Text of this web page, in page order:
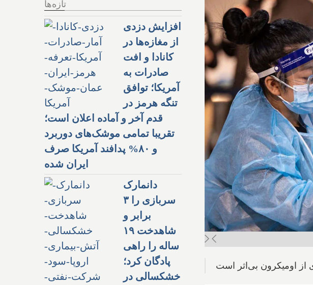
از اومیکرون بی‌اثر است
تازه‌ها
افزایش دزدی
از مغازه‌ها در
کانادا و افت
صادرات به
آمریکا؛ توافق
تنگه هرمز در
قدم آخر و آماده اعلان است؛
تقریبا تمامی موشک‌های دوربرد
و ۸۰% پدافند آمریکا صرف
ایران شده
دانمارک
سربازی را ۳
برابر و
شاهدخت ۱۹
ساله را راهی
پادگان کرد؛
خشکسالی در